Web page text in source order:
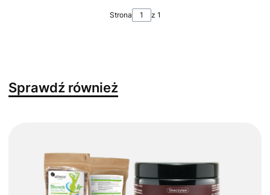
Strona z 1
Sprawdź również